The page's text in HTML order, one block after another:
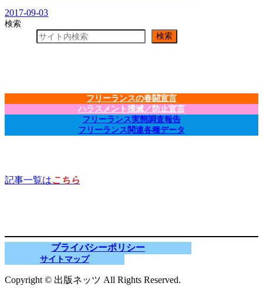
2017-09-03
検索
検索
フリーランスの春闘宣言
ハラスメント撲滅／防止宣言
フリーランス実態調査報告
フリーランス関連各種データ
記事一覧はこちら
プライバシーポリシー
サイトマップ
Copyright © 出版ネッツ All Rights Reserved.